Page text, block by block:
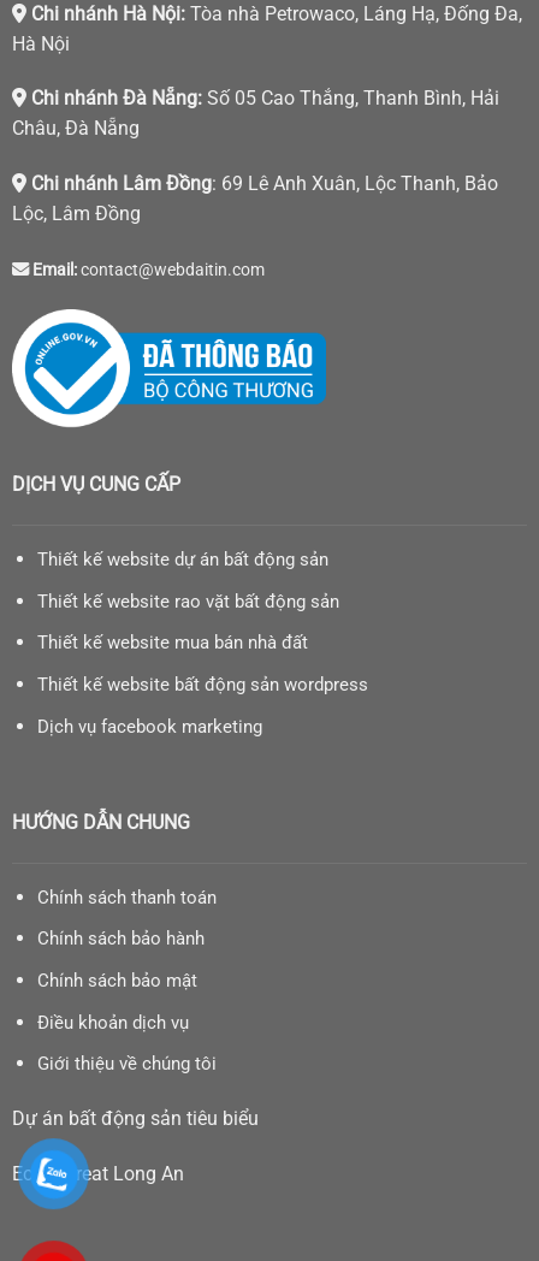
Chi nhánh Hà Nội:Tòa nhà Petrowaco, Láng Hạ, Đống Đa,
Hà Nội
Chi nhánh Đà Nẵng:Số 05 Cao Thắng, Thanh Bình, Hải
Châu, Đà Nẵng
Chi nhánh Lâm Đồng: 69 Lê Anh Xuân, Lộc Thanh, Bảo
Lộc, Lâm Đồng
Email:contact@webdaitin.com
DỊCH VỤ CUNG CẤP
Thiết kế website dự án bất động sản
Thiết kế website rao vặt bất động sản
Thiết kế website mua bán nhà đất
Thiết kế website bất động sản wordpress
Dịch vụ facebook marketing
HƯỚNG DẪN CHUNG
Chính sách thanh toán
Chính sách bảo hành
Chính sách bảo mật
Điều khoản dịch vụ
Giới thiệu về chúng tôi
Dự án bất động sản tiêu biểu
Eco Retreat Long An